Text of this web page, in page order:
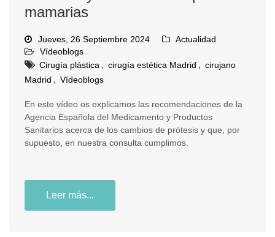
mamarias
Jueves, 26 Septiembre 2024
Actualidad
Vídeoblogs
Cirugía plástica , cirugía estética Madrid , cirujano
Madrid , Vídeoblogs
En este vídeo os explicamos las recomendaciones de la
Agencia Española del Medicamento y Productos
Sanitarios acerca de los cambios de prótesis y que, por
supuesto, en nuestra consulta cumplimos.
Leer más...